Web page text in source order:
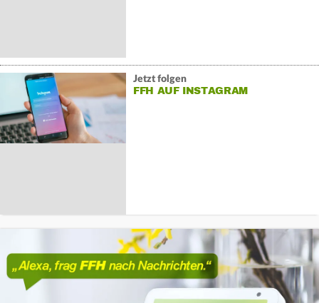
Jetzt folgen
FFH AUF INSTAGRAM